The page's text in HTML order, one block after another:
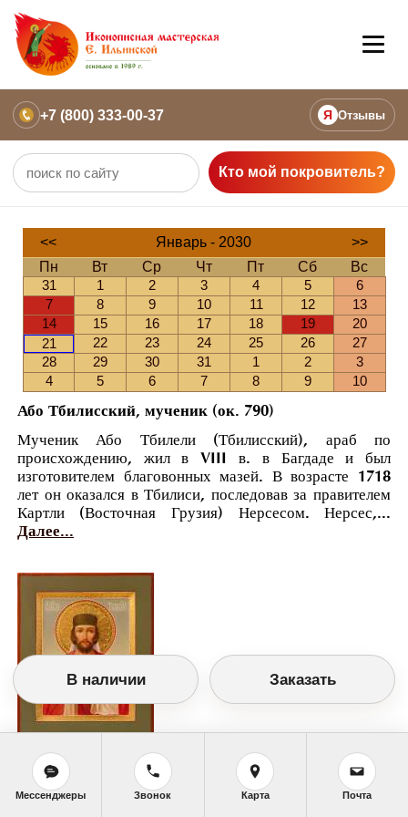
+7 (800) 333-00-37 Я Отзывы
Кто мой покровитель?
<< Январь - 2030
>>
Пн
Вт Ср Чт Пт Сб
Вс
31
1 2 3 4 5
6
7
8 9 10 11 12
13
14
15 16 17 18 19
20
21
22 23 24 25 26
27
28
29 30 31 1 2
3
4
5 6 7 8 9 10
Або Тбилисский, мученик (ок. 790)
Мученик Або Тбилели (Тбилисский), араб по
происхождению, жил в VIII в. в Багдаде и был
изготовителем благовонных мазей. В возрасте 1718
лет он оказался в Тбилиси, последовав за правителем
Картли (Восточная Грузия) Нерсесом. Нерсес,...
Далее...
Православный календарь
<<Понедельник, 21 Января (8 Января по
старому стилю)>>
В наличии Заказать
Мессенджеры Звонок Карта Почта